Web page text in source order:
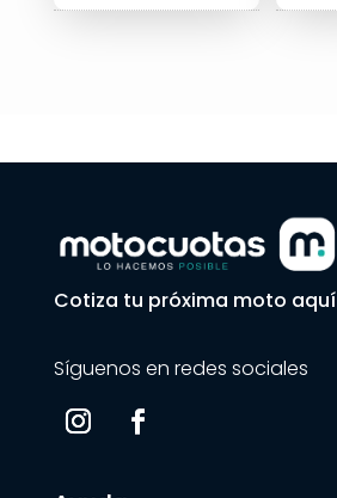
Cotiza tu próxima moto aquí
Síguenos en redes sociales